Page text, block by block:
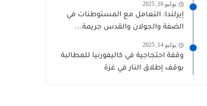
يوليو 16, 2025
إيرلندا: التعامل مع المستوطنات في
الضفة والجولان والقدس جريمة...
يوليو 14, 2025
وقفة احتجاجية في كاليفورنيا للمطالبة
بوقف إطلاق النار في غزة